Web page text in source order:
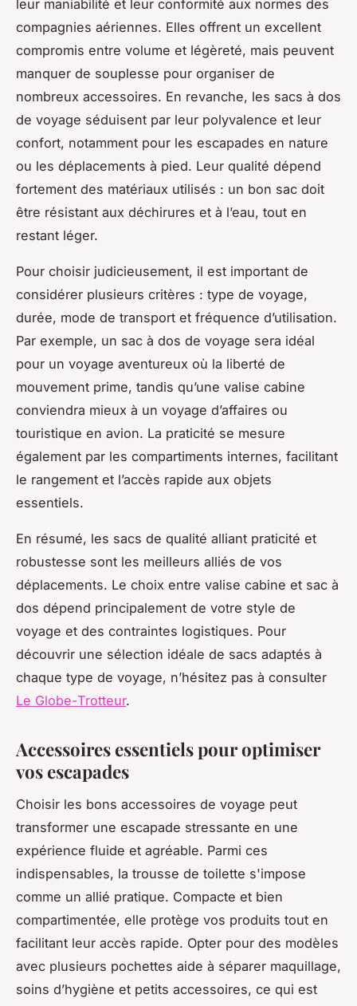
leur maniabilité et leur conformité aux normes des
compagnies aériennes. Elles offrent un excellent
compromis entre volume et légèreté, mais peuvent
manquer de souplesse pour organiser de
nombreux accessoires. En revanche, les sacs à dos
de voyage séduisent par leur polyvalence et leur
confort, notamment pour les escapades en nature
ou les déplacements à pied. Leur qualité dépend
fortement des matériaux utilisés : un bon sac doit
être résistant aux déchirures et à l’eau, tout en
restant léger.
Pour choisir judicieusement, il est important de
considérer plusieurs critères : type de voyage,
durée, mode de transport et fréquence d’utilisation.
Par exemple, un sac à dos de voyage sera idéal
pour un voyage aventureux où la liberté de
mouvement prime, tandis qu’une valise cabine
conviendra mieux à un voyage d’affaires ou
touristique en avion. La praticité se mesure
également par les compartiments internes, facilitant
le rangement et l’accès rapide aux objets
essentiels.
En résumé, les sacs de qualité alliant praticité et
robustesse sont les meilleurs alliés de vos
déplacements. Le choix entre valise cabine et sac à
dos dépend principalement de votre style de
voyage et des contraintes logistiques. Pour
découvrir une sélection idéale de sacs adaptés à
chaque type de voyage, n’hésitez pas à consulter
Le Globe-Trotteur.
Accessoires essentiels pour optimiser
vos escapades
Choisir les bons accessoires de voyage peut
transformer une escapade stressante en une
expérience fluide et agréable. Parmi ces
indispensables, la trousse de toilette s'impose
comme un allié pratique. Compacte et bien
compartimentée, elle protège vos produits tout en
facilitant leur accès rapide. Opter pour des modèles
avec plusieurs pochettes aide à séparer maquillage,
soins d’hygiène et petits accessoires, ce qui est